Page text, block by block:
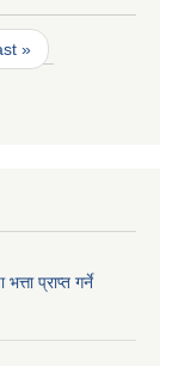
»
प्राप्त गर्ने